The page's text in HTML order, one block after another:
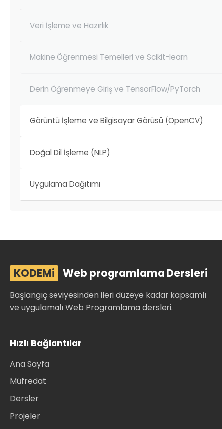
Veri İşleme ve Hazırlık
Makine Öğrenmesi Temelleri ve Scikit-learn
Derin Öğrenmeye Giriş ve TensorFlow/PyTorch
Görüntü İşleme ve Bilgisayar Görüsü (OpenCV)
Doğal Dil İşleme (NLP)
Uygulama Dağıtımı
KODEMi Web programlama Dersleri
Başlangıç seviyesinden ileri düzeye kadar kapsamlı
ve uygulamalı Web Programlama dersleri.
Hızlı Bağlantılar
Ana Sayfa
Müfredat
Dersler
Projeler